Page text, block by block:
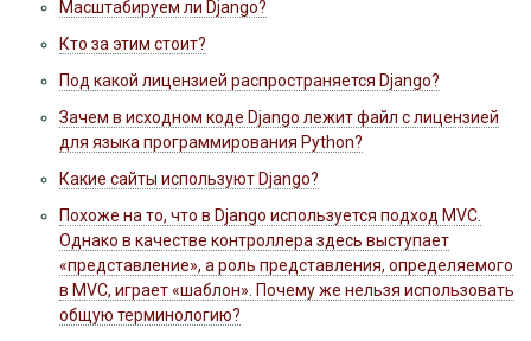
Масштабируем ли Django?
Кто за этим стоит?
Под какой лицензией распространяется Django?
Зачем в исходном коде Django лежит файл с лицензией
для языка программирования Python?
Какие сайты используют Django?
Похоже на то, что в Django используется подход MVC.
Однако в качестве контроллера здесь выступает
«представление», а роль представления, определяемого
в MVC, играет «шаблон». Почему же нельзя использовать
общую терминологию?